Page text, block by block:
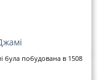
була побудована в 1508